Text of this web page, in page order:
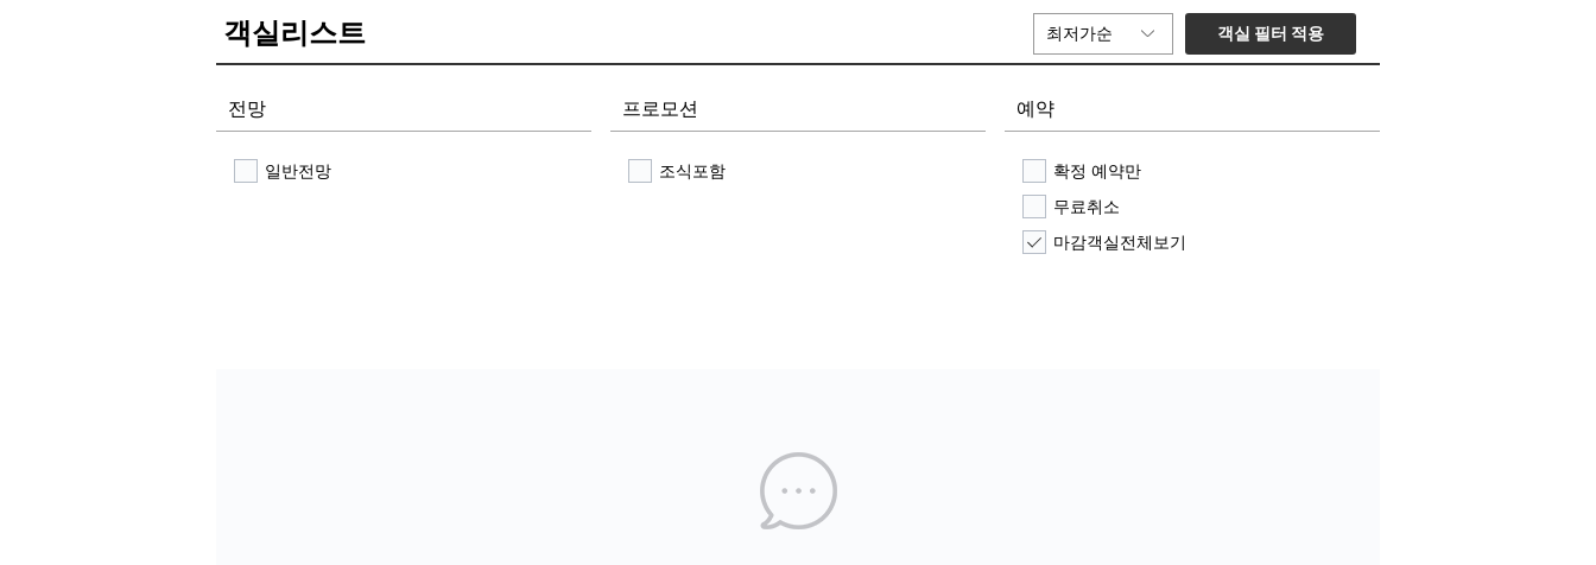
8~9월 객실 이용 후 경험을 꼼꼼하게 잘 써주신
고객님에게 추첨을 통해 소정의 사은품 증정
- BEST 리뷰 (추첨 1명) : 신세계 상품권 20만 원
- 정성 리뷰 (추첨 10명) : 커피 쿠폰
- 사은품 리뷰 이벤트와 동시 참여됨.
객실리스트 최저가순 객실 필터 적용
전망
일반전망
프로모션
조식포함
예약
확정 예약만
무료취소
마감객실전체보기